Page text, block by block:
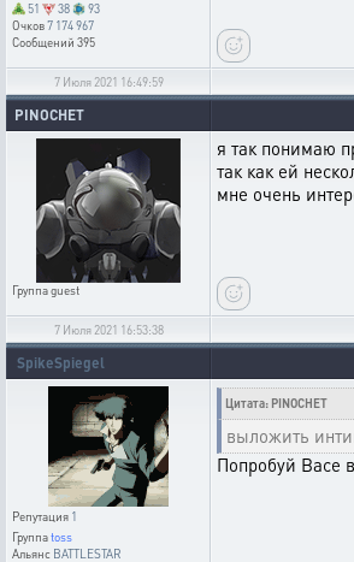
51
38
93
Очков7 174 967
Сообщений 395
7 Июля 2021 16:49:59
PINOCHET
Группаguest
я так понимаю
так как ей
мне очень
7 Июля 2021 16:53:38
SpikeSpiegel
Репутация 1
Группаtoss
Альянс BATTLESTAR
Цитата: PINOCHET
выложить
Попробуй Васе